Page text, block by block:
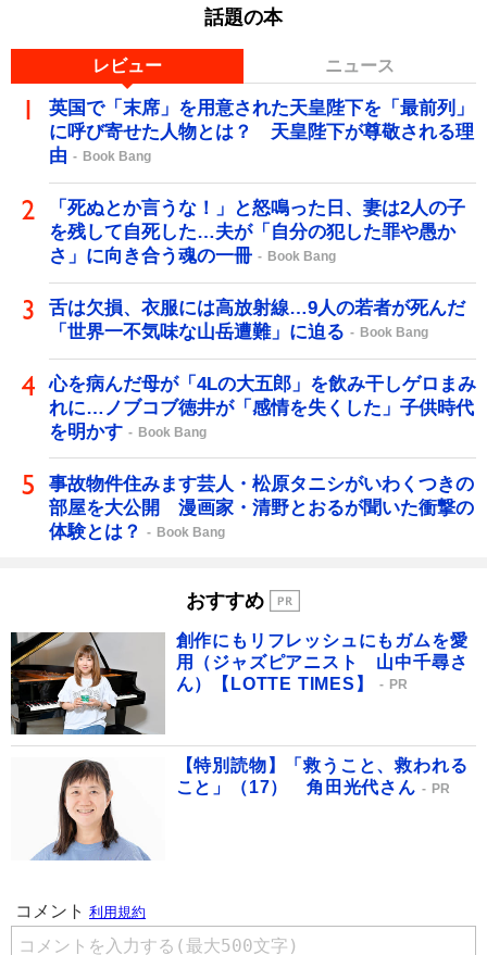
話題の本
レビュー ニュース
英国で「末席」を用意された天皇陛下を「最前列」
に呼び寄せた人物とは？ 天皇陛下が尊敬される理
由
Book Bang
「死ぬとか言うな！」と怒鳴った日、妻は2人の子
を残して自死した…夫が「自分の犯した罪や愚か
さ」に向き合う魂の一冊
Book Bang
舌は欠損、衣服には高放射線…9人の若者が死んだ
「世界一不気味な山岳遭難」に迫る
Book Bang
心を病んだ母が「4Lの大五郎」を飲み干しゲロまみ
れに…ノブコブ徳井が「感情を失くした」子供時代
を明かす
Book Bang
事故物件住みます芸人・松原タニシがいわくつきの
部屋を大公開 漫画家・清野とおるが聞いた衝撃の
体験とは？
Book Bang
おすすめ
創作にもリフレッシュにもガムを愛
用（ジャズピアニスト 山中千尋さ
ん）【LOTTE TIMES】
PR
【特別読物】「救うこと、救われる
こと」（17） 角田光代さん
PR